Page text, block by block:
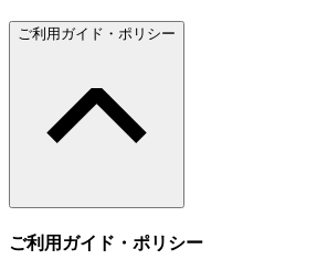
ご利用ガイド・ポリシー
ご利用ガイド・ポリシー